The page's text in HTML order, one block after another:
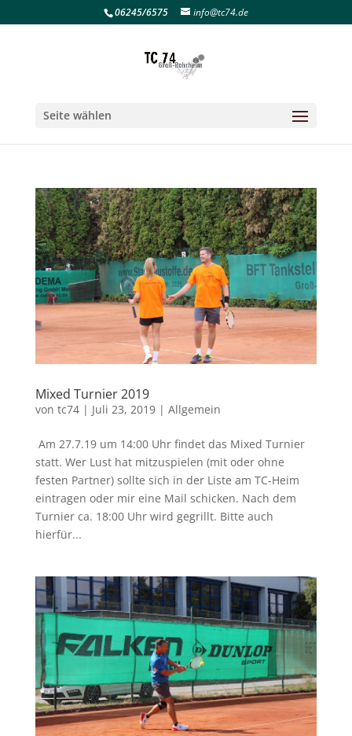
06245/6575 info@tc74.de
Seite wählen
Mixed Turnier 2019
von tc74| Juli 23, 2019| Allgemein
Am 27.7.19 um 14:00 Uhr findet das Mixed Turnier
statt. Wer Lust hat mitzuspielen (mit oder ohne
festen Partner) sollte sich in der Liste am TC-Heim
eintragen oder mir eine Mail schicken. Nach dem
Turnier ca. 18:00 Uhr wird gegrillt. Bitte auch
hierfür...